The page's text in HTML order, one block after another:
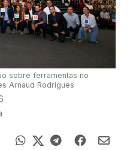
sobre ferramentas no
Arnaud Rodrigues